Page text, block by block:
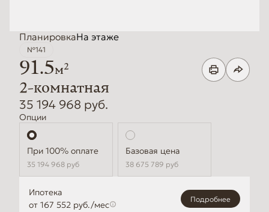
ПланировкаНа этаже
№141
91.5м2
2-комнатная
35 194 968 руб.
Опции
Стандартная
35 194 968 руб
Базовая цена
38 675 789 руб
Ипотека
от 167 552 руб./мес
Подробнее